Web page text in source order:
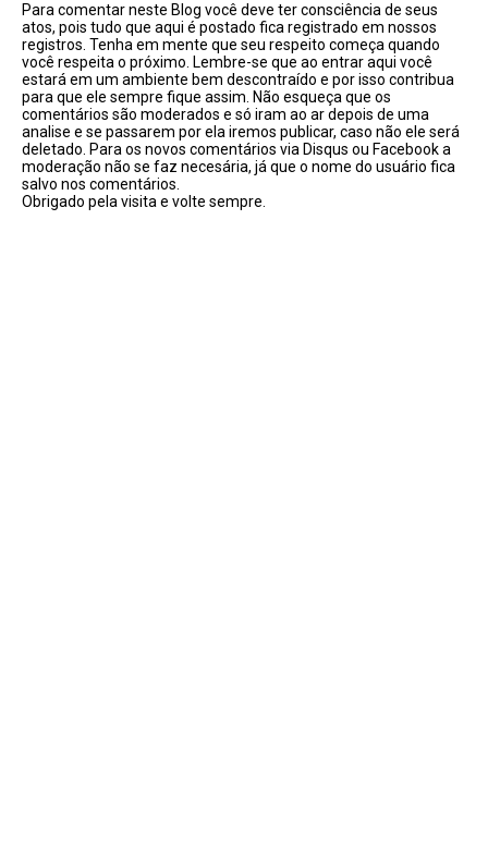
Para comentar neste Blog você deve ter consciência de seus
atos, pois tudo que aqui é postado fica registrado em nossos
registros. Tenha em mente que seu respeito começa quando
você respeita o próximo. Lembre-se que ao entrar aqui você
estará em um ambiente bem descontraído e por isso contribua
para que ele sempre fique assim. Não esqueça que os
comentários são moderados e só iram ao ar depois de uma
analise e se passarem por ela iremos publicar, caso não ele será
deletado. Para os novos comentários via Disqus ou Facebook a
moderação não se faz necesária, já que o nome do usuário fica
salvo nos comentários.
Obrigado pela visita e volte sempre.